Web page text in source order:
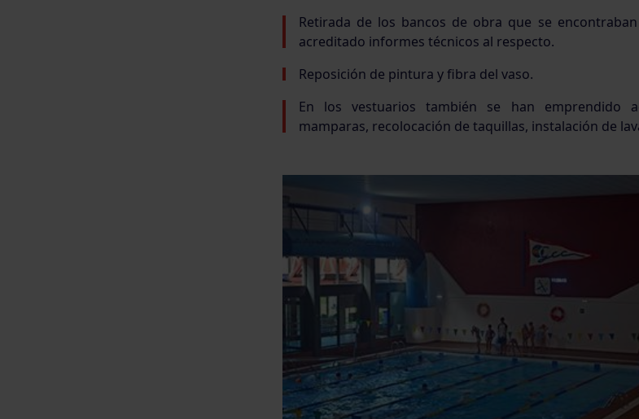
Retirada de los bancos de obra que se
acreditado informes técnicos al respecto.
Reposición de pintura y fibra del vaso.
En los vestuarios también se han emprendido
mamparas, recolocación de taquillas, instalación de